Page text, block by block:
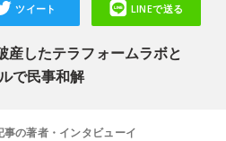
産したテラフォームラボと
で民事和解
ツイート LINEで送る
事の著者・インタビューイ